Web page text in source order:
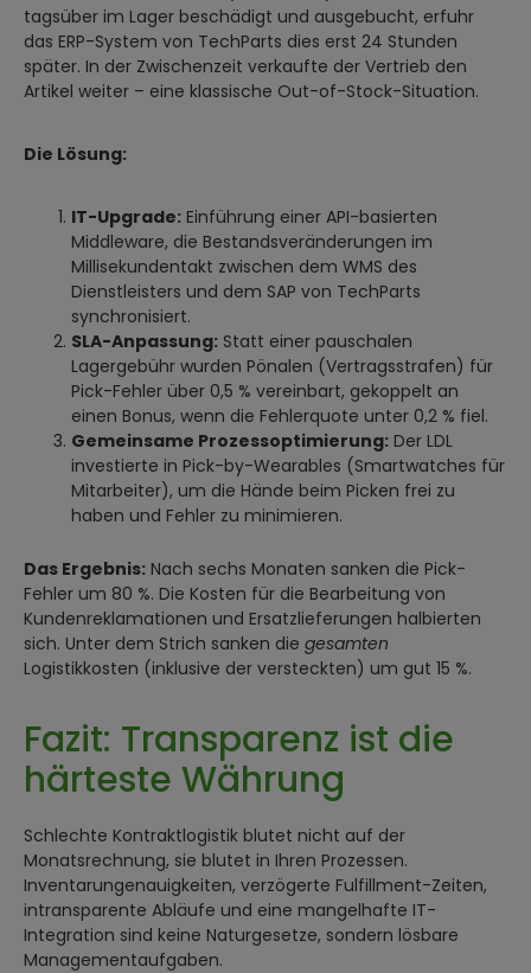
tagsüber im Lager beschädigt und ausgebucht, erfuhr
das ERP-System von TechParts dies erst 24 Stunden
später. In der Zwischenzeit verkaufte der Vertrieb den
Artikel weiter – eine klassische Out-of-Stock-Situation.
Die Lösung:
IT-Upgrade: Einführung einer API-basierten
Middleware, die Bestandsveränderungen im
Millisekundentakt zwischen dem WMS des
Dienstleisters und dem SAP von TechParts
synchronisiert.
SLA-Anpassung: Statt einer pauschalen
Lagergebühr wurden Pönalen (Vertragsstrafen) für
Pick-Fehler über 0,5 % vereinbart, gekoppelt an
einen Bonus, wenn die Fehlerquote unter 0,2 % fiel.
Gemeinsame Prozessoptimierung: Der LDL
investierte in Pick-by-Wearables (Smartwatches für
Mitarbeiter), um die Hände beim Picken frei zu
haben und Fehler zu minimieren.
Das Ergebnis: Nach sechs Monaten sanken die Pick-
Fehler um 80 %. Die Kosten für die Bearbeitung von
Kundenreklamationen und Ersatzlieferungen halbierten
sich. Unter dem Strich sanken die gesamten
Logistikkosten (inklusive der versteckten) um gut 15 %.
Fazit: Transparenz ist die
härteste Währung
Schlechte Kontraktlogistik blutet nicht auf der
Monatsrechnung, sie blutet in Ihren Prozessen.
Inventarungenauigkeiten, verzögerte Fulfillment-Zeiten,
intransparente Abläufe und eine mangelhafte IT-
Integration sind keine Naturgesetze, sondern lösbare
Managementaufgaben.